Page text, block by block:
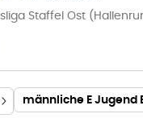
Staffel Ost
männliche E Jugend